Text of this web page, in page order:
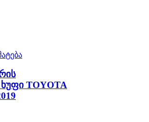
ხუფი TOYOTA